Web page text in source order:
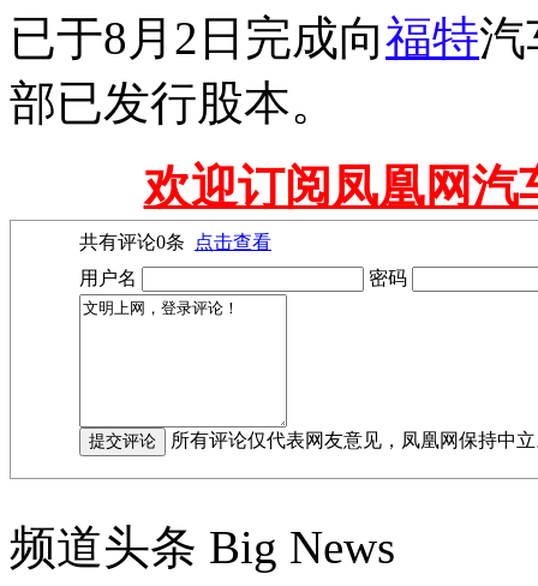
已于8月2日完成向福特汽
部已发行股本。
欢迎订阅凤凰网汽
共有评论0条
点击查看
用户名
密码
所有评论仅代表网友意见，凤凰网保持中
频道头条 Big News